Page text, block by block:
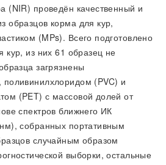
(NIR) проведён качественный и
образцов корма для кур,
(MPs). Всего подготовлено
кур, из них 61 образец не
загрязнены
(PVC) и
(PET) с массовой долей от
спектров ближнего ИК
собранных портативным
случайным образом
выборки, остальные